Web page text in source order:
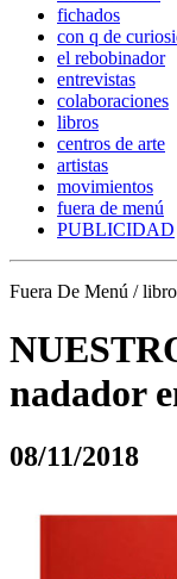
fichados
con q de
el rebobinador
entrevistas
colaboraciones
libros
centros de arte
artistas
movimientos
fuera de menú
PUBLICIDAD
Fuera De Menú /
nadador
08/11/2018